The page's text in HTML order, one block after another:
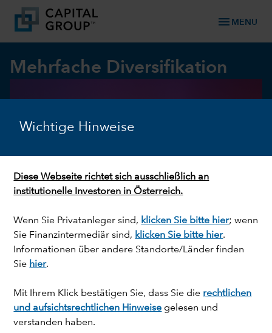
Wichtige Hinweise
Diese Webseite richtet sich ausschließlich an
institutionelle Investoren in Österreich.
Wenn Sie Privatanleger sind, klicken Sie bitte hier; wenn
Sie Finanzintermediär sind, klicken Sie bitte hier.
Informationen über andere Standorte/Länder finden
Sie hier.
Mit Ihrem Klick bestätigen Sie, dass Sie die rechtlichen
und aufsichtsrechtlichen Hinweise gelesen und
verstanden haben.
menu MENU
Mehrfache Diversifikation
Auf dieser Seite
Unser Ansatz